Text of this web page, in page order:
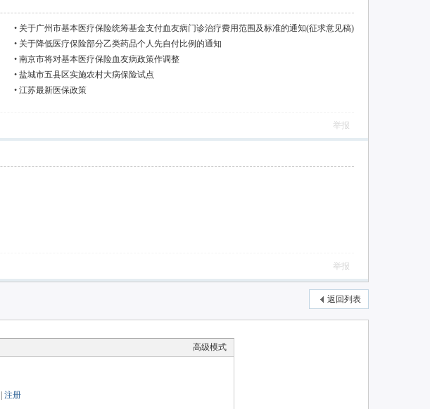
• 关于广州市基本医疗保险统筹基金支付血友病门诊治疗费用范围及标准的通知(征求意见稿)
• 关于降低医疗保险部分乙类药品个人先自付比例的通知
• 南京市将对基本医疗保险血友病政策作调整
• 盐城市五县区实施农村大病保险试点
• 江苏最新医保政策
举报
举报
返回列表
高级模式
注册